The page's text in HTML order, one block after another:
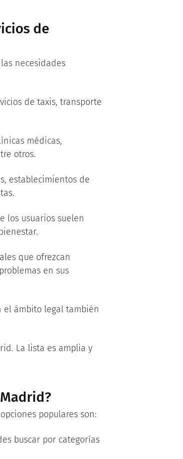
de
necesidades
de taxis, transporte
médicas,
otros.
establecimientos de
los usuarios suelen
que ofrezcan
en sus
el ámbito legal también
La lista es amplia y
populares son:
buscar por categorías